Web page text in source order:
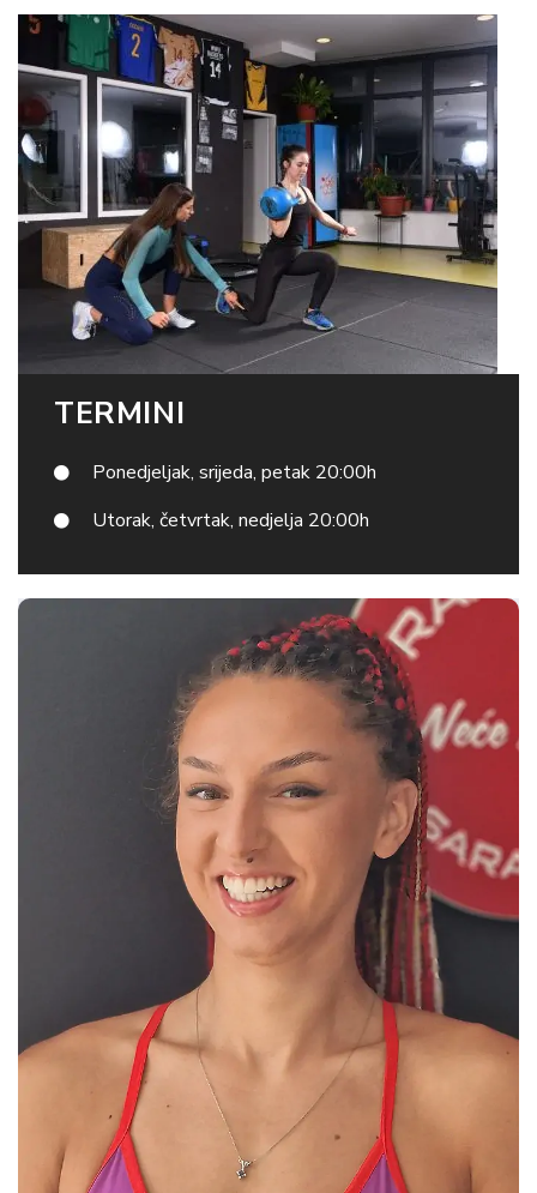
TERMINI
Ponedjeljak, srijeda, petak 20:00h
Utorak, četvrtak, nedjelja 20:00h